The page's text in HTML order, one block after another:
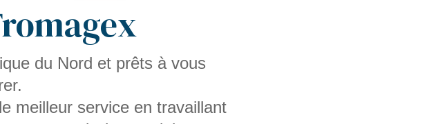
du Nord et prêts à vous
meilleur service en travaillant